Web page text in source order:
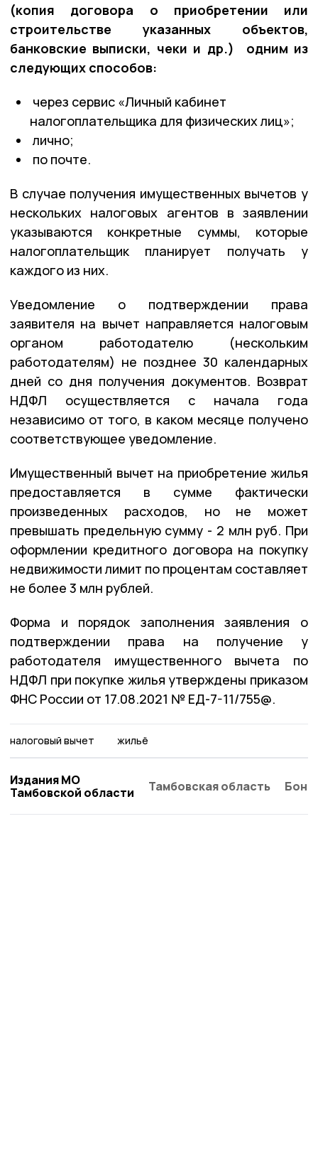
(копия договора о приобретении или
строительстве указанных объектов,
банковские выписки, чеки и др.) одним из
следующих способов:
через сервис «Личный кабинет
налогоплательщика для физических лиц»;
лично;
по почте.
В случае получения имущественных вычетов у
нескольких налоговых агентов в заявлении
указываются конкретные суммы, которые
налогоплательщик планирует получать у
каждого из них.
Уведомление о подтверждении права
заявителя на вычет направляется налоговым
органом работодателю (нескольким
работодателям) не позднее 30 календарных
дней со дня получения документов. Возврат
НДФЛ осуществляется с начала года
независимо от того, в каком месяце получено
соответствующее уведомление.
Имущественный вычет на приобретение жилья
предоставляется в сумме фактически
произведенных расходов, но не может
превышать предельную сумму - 2 млн руб. При
оформлении кредитного договора на покупку
недвижимости лимит по процентам составляет
не более 3 млн рублей.
Форма и порядок заполнения заявления о
подтверждении права на получение у
работодателя имущественного вычета по
НДФЛ при покупке жилья утверждены приказом
ФНС России от 17.08.2021 № ЕД-7-11/755@.
налоговый вычет жильё
Издания МО
Тамбовской области
Тамбовская область